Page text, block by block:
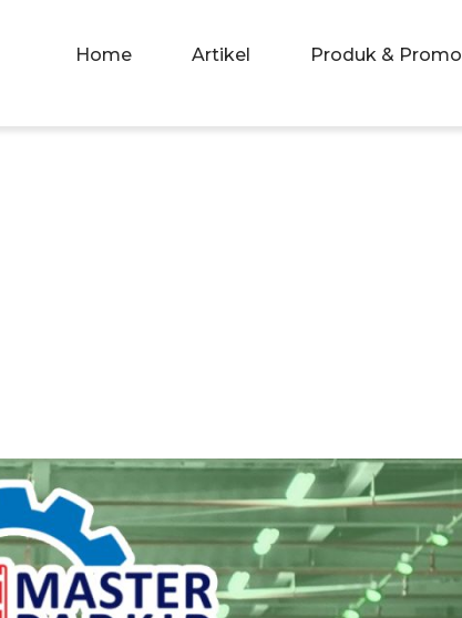
Home Artikel Produk & Promo